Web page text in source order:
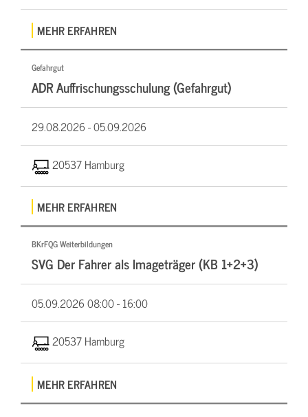
MEHR ERFAHREN
Gefahrgut
ADR Auffrischungsschulung (Gefahrgut)
29.08.2026 -05.09.2026
20537 Hamburg
MEHR ERFAHREN
BKrFQG Weiterbildungen
SVG Der Fahrer als Imageträger (KB 1+2+3)
05.09.202608:00 - 16:00
20537 Hamburg
MEHR ERFAHREN